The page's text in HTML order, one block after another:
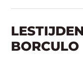
BORCULO